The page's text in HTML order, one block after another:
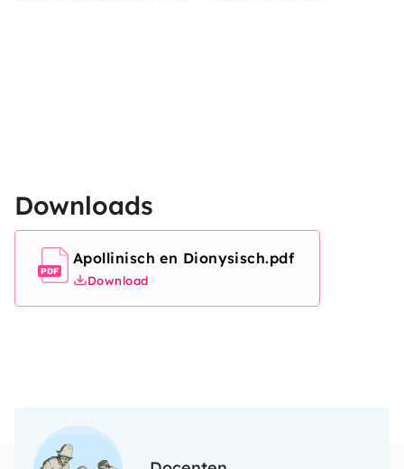
Downloads
Document
PDF
Apollinisch en Dionysisch.pdf
Download
Afbeelding